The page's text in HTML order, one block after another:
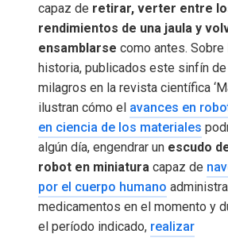
capaz de retirar, verter entre
rendimientos de una jaula y
ensamblarse como antes. Sobre
historia, publicados este sinfín de
milagros en la revista científica
ilustran cómo el avances en
en ciencia de los materiales
algún día, engendrar un escudo
robot en miniatura capaz de
por el cuerpo humano
medicamentos en el momento y
el período indicado, realizar